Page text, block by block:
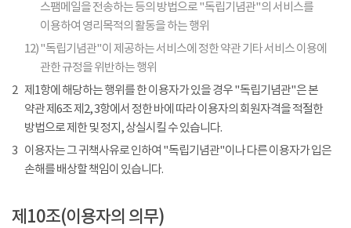
스팸메일을 전송하는 등의 방법으로 "독립기념관"의 서비스를
이용하여 영리목적의 활동을 하는 행위
12)"독립기념관"이 제공하는 서비스에 정한 약관 기타 서비스 이용에
관한 규정을 위반하는 행위
2 제1항에 해당하는 행위를 한 이용자가 있을 경우 "독립기념관"은 본
약관 제6조 제2, 3항에서 정한 바에 따라 이용자의 회원자격을 적절한
방법으로 제한 및 정지, 상실시킬 수 있습니다.
3 이용자는 그 귀책사유로 인하여 "독립기념관"이나 다른 이용자가 입은
손해를 배상할 책임이 있습니다.
제10조(이용자의 의무)